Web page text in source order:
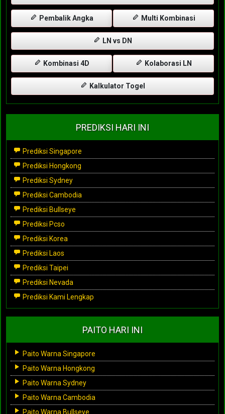
Pembalik Angka Multi Kombinasi
LN vs DN
Kombinasi 4D Kolaborasi LN
Kalkulator Togel
PREDIKSI HARI INI
Prediksi Singapore
Prediksi Hongkong
Prediksi Sydney
Prediksi Cambodia
Prediksi Bullseye
Prediksi Pcso
Prediksi Korea
Prediksi Laos
Prediksi Taipei
Prediksi Nevada
Prediksi Kami Lengkap
PAITO HARI INI
Paito Warna Singapore
Paito Warna Hongkong
Paito Warna Sydney
Paito Warna Cambodia
Paito Warna Bullseye